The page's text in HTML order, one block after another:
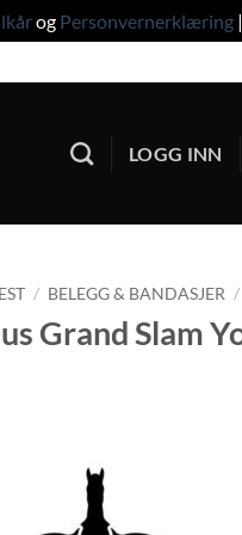
og Personvernerklæring |
LOGG INN
/ BELEGG & BANDASJER /
Grand Slam